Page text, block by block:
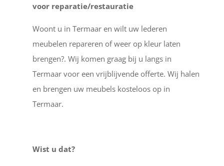
voor reparatie/restauratie
Woont u in Termaar en wilt uw lederen
meubelen repareren of weer op kleur laten
brengen?. Wij komen graag bij u langs in
Termaar voor een vrijblijvende offerte. Wij halen
en brengen uw meubels kosteloos op in
Termaar.
Wist u dat?